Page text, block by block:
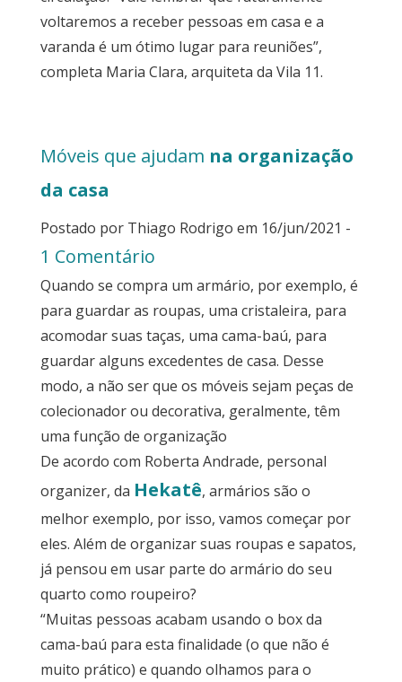
voltaremos a receber pessoas em casa e a
varanda é um ótimo lugar para reuniões”,
completa Maria Clara, arquiteta da Vila 11.
Móveis que ajudam na organização
da casa
Postado por Thiago Rodrigo em 16/jun/2021 -
1 Comentário
Quando se compra um armário, por exemplo, é
para guardar as roupas, uma cristaleira, para
acomodar suas taças, uma cama-baú, para
guardar alguns excedentes de casa. Desse
modo, a não ser que os móveis sejam peças de
colecionador ou decorativa, geralmente, têm
uma função de organização
De acordo com Roberta Andrade, personal
organizer, da Hekatê, armários são o
melhor exemplo, por isso, vamos começar por
eles. Além de organizar suas roupas e sapatos,
já pensou em usar parte do armário do seu
quarto como roupeiro?
“Muitas pessoas acabam usando o box da
cama-baú para esta finalidade (o que não é
muito prático) e quando olhamos para o